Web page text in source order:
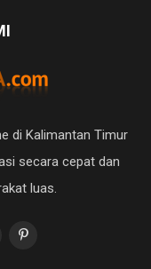
di Kalimantan Timur
secara cepat dan
luas.